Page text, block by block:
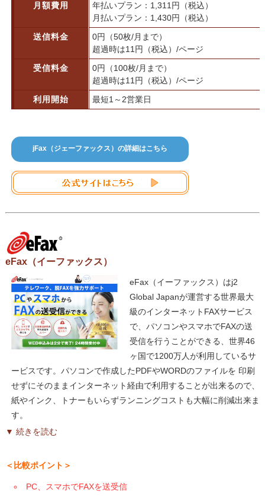
月額費用
年払いプラン：1,311円（税込）
月払いプラン：1,430円（税込）
送信料金
0円（50枚/月まで）
超過時は11円（税込）/ページ
受信料金
0円（100枚/月まで）
超過時は11円（税込）/ページ
利用開始
最短1～2営業日
jFax（ジェーファックス）の詳細はこちら
eFax（イーファックス）
eFax（イーファックス）はj2
Global Japanが運営する世界最大
級のインターネットFAXサービス
で、パソコンやスマホでFAXの送
受信を行うことができる、世界46
ヶ国で1200万人が利用しているサ
ービスです。パソコンで作成したPDFやWORDのファイルを 印刷
せずにそのままインターネット経由で利用することが出来るので、
紙やインク、トナーもいらずランニングコストも大幅に削減出来ま
す。
▼ 続きを読む
＜比較ポイント＞
PC、スマホでFAXを送受信